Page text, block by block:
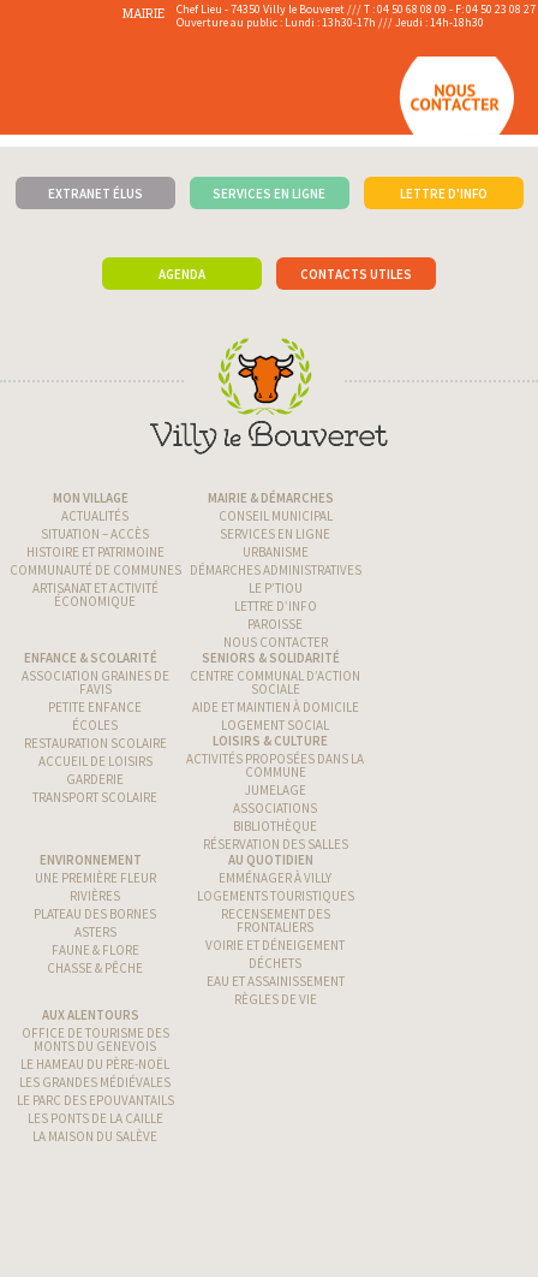
MAIRIE
Chef Lieu - 74350 Villy le Bouveret /// T : 04 50 68 08 09 - F: 04 50 23 08 27
Ouverture au public : Lundi : 13h30-17h /// Jeudi : 14h-18h30
EXTRANET ÉLUS SERVICES EN LIGNE LETTRE D'INFO
AGENDA CONTACTS UTILES
MON VILLAGE
ACTUALITÉS
SITUATION – ACCÈS
HISTOIRE ET PATRIMOINE
COMMUNAUTÉ DE COMMUNES
ARTISANAT ET ACTIVITÉ
ÉCONOMIQUE
MAIRIE & DÉMARCHES
CONSEIL MUNICIPAL
SERVICES EN LIGNE
URBANISME
DÉMARCHES ADMINISTRATIVES
LE P’TIOU
LETTRE D’INFO
PAROISSE
NOUS CONTACTER
ENFANCE & SCOLARITÉ
ASSOCIATION GRAINES DE
FAVIS
PETITE ENFANCE
ÉCOLES
RESTAURATION SCOLAIRE
ACCUEIL DE LOISIRS
GARDERIE
TRANSPORT SCOLAIRE
SENIORS & SOLIDARITÉ
CENTRE COMMUNAL D’ACTION
SOCIALE
AIDE ET MAINTIEN À DOMICILE
LOGEMENT SOCIAL
LOISIRS & CULTURE
ACTIVITÉS PROPOSÉES DANS LA
COMMUNE
JUMELAGE
ASSOCIATIONS
BIBLIOTHÈQUE
RÉSERVATION DES SALLES
ENVIRONNEMENT
UNE PREMIÈRE FLEUR
RIVIÈRES
PLATEAU DES BORNES
ASTERS
FAUNE & FLORE
CHASSE & PÊCHE
AU QUOTIDIEN
EMMÉNAGER À VILLY
LOGEMENTS TOURISTIQUES
RECENSEMENT DES
FRONTALIERS
VOIRIE ET DÉNEIGEMENT
DÉCHETS
EAU ET ASSAINISSEMENT
RÈGLES DE VIE
AUX ALENTOURS
OFFICE DE TOURISME DES
MONTS DU GENEVOIS
LE HAMEAU DU PÈRE-NOËL
LES GRANDES MÉDIÉVALES
LE PARC DES EPOUVANTAILS
LES PONTS DE LA CAILLE
LA MAISON DU SALÈVE